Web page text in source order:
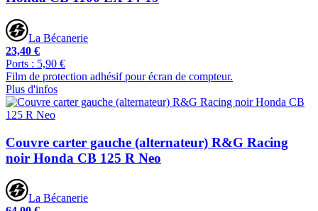
La Bécanerie
23,40 €
Ports : 5,90 €
Film de protection adhésif pour écran de compteur.
Plus d'infos
Couvre carter gauche (alternateur) R&G Racing
noir Honda CB 125 R Neo
La Bécanerie